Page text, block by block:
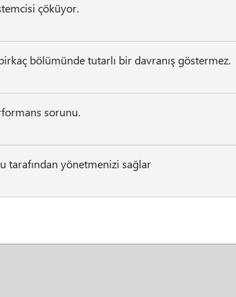
çöküyor.
birkaç bölümünde tutarlı bir davranış göstermez.
sorunu.
tarafından yönetmenizi sağlar